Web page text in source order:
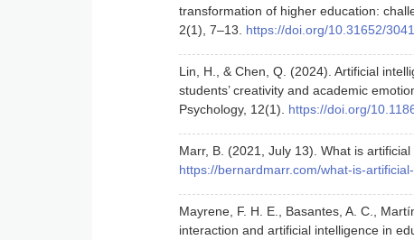
transformation of higher education:
2(1), 7–13. https://doi.org/10.31652/
Lin, H., & Chen, Q. (2024). Artificial
students’ creativity and academic
Psychology, 12(1). https://doi.org/
Marr, B. (2021, July 13). What is
https://bernardmarr.com/what-is-
Mayrene, F. H. E., Basantes, A. C.,
interaction and artificial intelligence in